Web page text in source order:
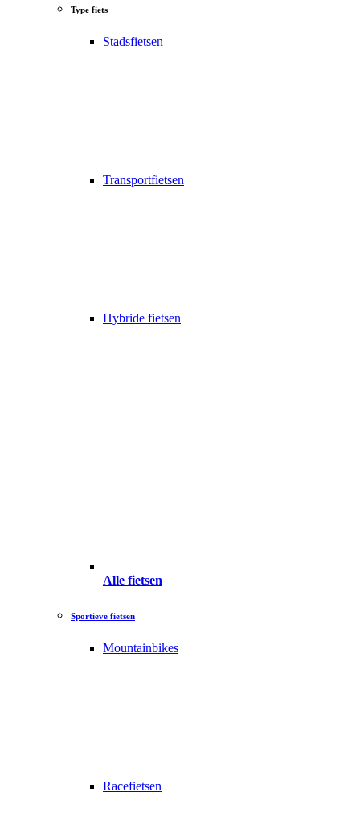
Type fiets
Stadsfietsen
Transportfietsen
Hybride fietsen
Alle fietsen
Sportieve fietsen
Mountainbikes
Racefietsen